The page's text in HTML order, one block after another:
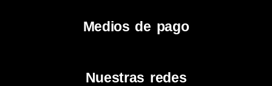
Medios de pago
Nuestras redes